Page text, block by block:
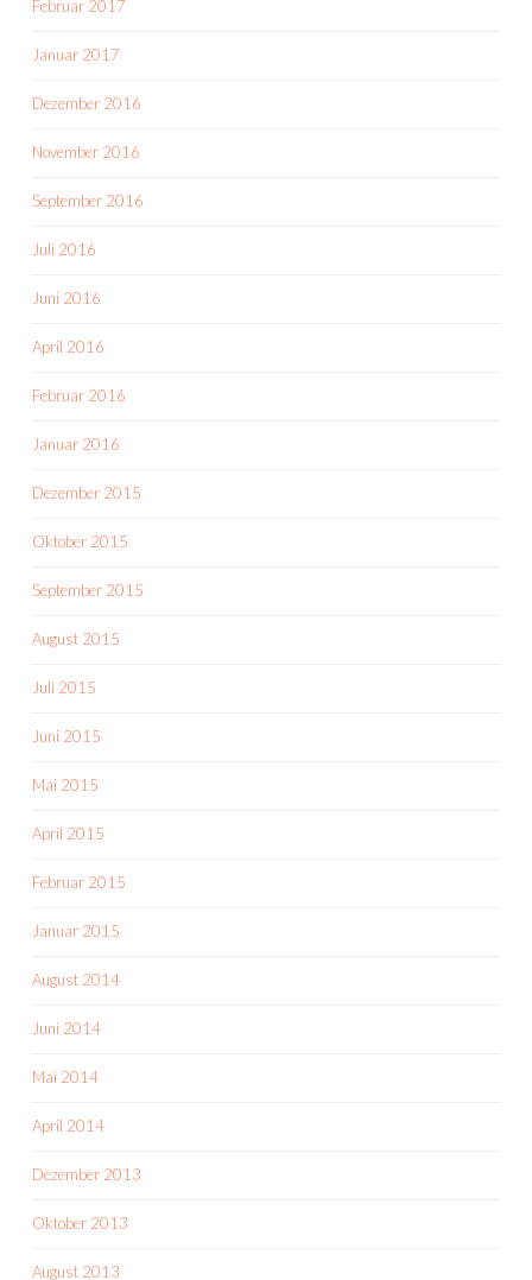
Februar 2017
Januar 2017
Dezember 2016
November 2016
September 2016
Juli 2016
Juni 2016
April 2016
Februar 2016
Januar 2016
Dezember 2015
Oktober 2015
September 2015
August 2015
Juli 2015
Juni 2015
Mai 2015
April 2015
Februar 2015
Januar 2015
August 2014
Juni 2014
Mai 2014
April 2014
Dezember 2013
Oktober 2013
August 2013